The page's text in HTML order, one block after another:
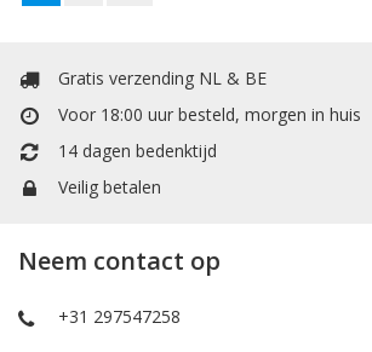
Gratis verzending NL & BE
Voor 18:00 uur besteld, morgen in huis
14 dagen bedenktijd
Veilig betalen
Neem contact op
+31 297547258